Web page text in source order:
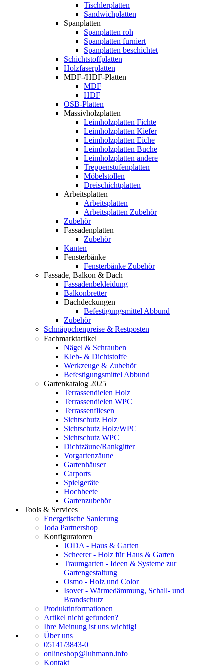
Tischlerplatten
Sandwichplatten
Spanplatten
Spanplatten roh
Spanplatten furniert
Spanplatten beschichtet
Schichtstoffplatten
Holzfaserplatten
MDF-/HDF-Platten
MDF
HDF
OSB-Platten
Massivholzplatten
Leimholzplatten Fichte
Leimholzplatten Kiefer
Leimholzplatten Eiche
Leimholzplatten Buche
Leimholzplatten andere
Treppenstufenplatten
Möbelstollen
Dreischichtplatten
Arbeitsplatten
Arbeitsplatten
Arbeitsplatten Zubehör
Zubehör
Fassadenplatten
Zubehör
Kanten
Fensterbänke
Fensterbänke Zubehör
Fassade, Balkon & Dach
Fassadenbekleidung
Balkonbretter
Dachdeckungen
Befestigungsmittel Abbund
Zubehör
Schnäppchenpreise & Restposten
Fachmarktartikel
Nägel & Schrauben
Kleb- & Dichtstoffe
Werkzeuge & Zubehör
Befestigungsmittel Abbund
Gartenkatalog 2025
Terrassendielen Holz
Terrassendielen WPC
Terrassenfliesen
Sichtschutz Holz
Sichtschutz Holz/WPC
Sichtschutz WPC
Dichtzäune/Rankgitter
Vorgartenzäune
Gartenhäuser
Carports
Spielgeräte
Hochbeete
Gartenzubehör
Tools & Services
Energetische Sanierung
Joda Partnershop
Konfiguratoren
JODA - Haus & Garten
Scheerer - Holz für Haus & Garten
Traumgarten - Ideen & Systeme zur
Gartengestaltung
Osmo - Holz und Color
Isover - Wärmedämmung, Schall- und
Brandschutz
Produktinformationen
Artikel nicht gefunden?
Ihre Meinung ist uns wichtig!
Über uns
05141/3843-0
onlineshop@luhmann.info
Kontakt